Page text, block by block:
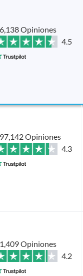
Opiniones
4.5
Opiniones
4.3
Opiniones
4.2